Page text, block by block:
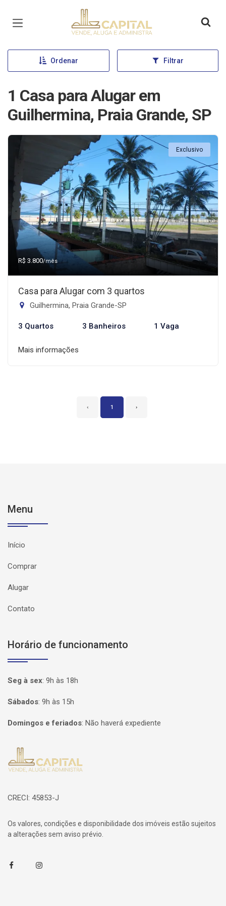
Página inicial
Ordenar Filtrar
1 Casa para Alugar em
Guilhermina, Praia Grande, SP
Exclusivo
R$ 3.800/mês
Casa para Alugar com 3 quartos
Guilhermina, Praia Grande-SP
3 Quartos 3 Banheiros 1 Vaga
Mais informações
‹ 1 ›
Menu
Início
Comprar
Alugar
Contato
Horário de funcionamento
Seg à sex: 9h às 18h
Sábados: 9h às 15h
Domingos e feriados: Não haverá expediente
Página inicial
CRECI: 45853-J
Os valores, condições e disponibilidade dos imóveis estão sujeitos
a alterações sem aviso prévio.
FacebookInstagram